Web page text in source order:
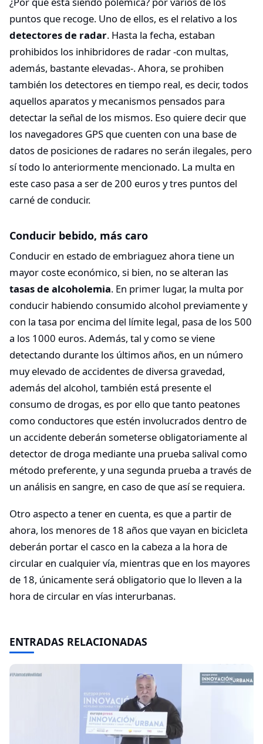
puntos que recoge. Uno de ellos, es el relativo a los
detectores de radar. Hasta la fecha, estaban
prohibidos los inhibridores de radar -con multas,
además, bastante elevadas-. Ahora, se prohiben
también los detectores en tiempo real, es decir, todos
aquellos aparatos y mecanismos pensados para
detectar la señal de los mismos. Eso quiere decir que
los navegadores GPS que cuenten con una base de
datos de posiciones de radares no serán ilegales, pero
sí todo lo anteriormente mencionado. La multa en
este caso pasa a ser de 200 euros y tres puntos del
carné de conducir.
Conducir bebido, más caro
Conducir en estado de embriaguez ahora tiene un
mayor coste económico, si bien, no se alteran las
tasas de alcoholemia. En primer lugar, la multa por
conducir habiendo consumido alcohol previamente y
con la tasa por encima del límite legal, pasa de los 500
a los 1000 euros. Además, tal y como se viene
detectando durante los últimos años, en un número
muy elevado de accidentes de diversa gravedad,
además del alcohol, también está presente el
consumo de drogas, es por ello que tanto peatones
como conductores que estén involucrados dentro de
un accidente deberán someterse obligatoriamente al
detector de droga mediante una prueba salival como
método preferente, y una segunda prueba a través de
un análisis en sangre, en caso de que así se requiera.
Otro aspecto a tener en cuenta, es que a partir de
ahora, los menores de 18 años que vayan en bicicleta
deberán portar el casco en la cabeza a la hora de
circular en cualquier vía, mientras que en los mayores
de 18, únicamente será obligatorio que lo lleven a la
hora de circular en vías interurbanas.
ENTRADAS RELACIONADAS